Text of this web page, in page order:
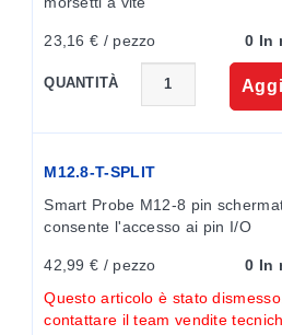
Modularità dell'interfaccia
interfacce Smart modulari che
dati dalla tua sonda intelligente
23,16 € / pezzo 0 In
QUANTITÀ
M12.8-T-SPLIT
Smart Probe M12-8 pin
consente l'accesso ai pin I/O
42,99 € / pezzo
0 In
Questo articolo è stato
contattare il team vendite